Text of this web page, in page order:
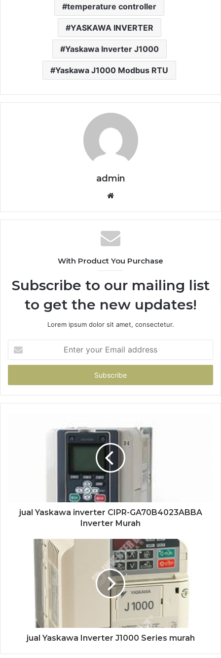
temperature controller
YASKAWA INVERTER
Yaskawa Inverter J1000
Yaskawa J1000 Modbus RTU
admin
Website
With Product You Purchase
Subscribe to our mailing list
to get the new updates!
Lorem ipsum dolor sit amet, consectetur.
your
Email
jual Yaskawa inverter CIPR-GA70B4023ABBA
Inverter Murah
jual Yaskawa Inverter J1000 Series murah